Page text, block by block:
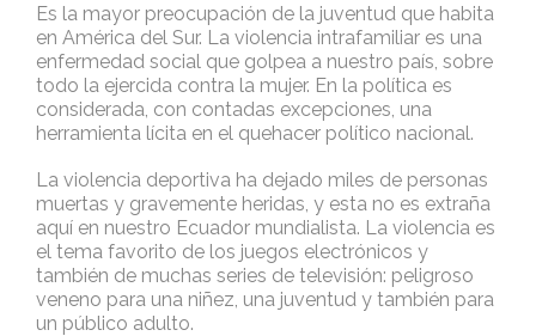
Es la mayor preocupación de la juventud que habita
en América del Sur. La violencia intrafamiliar es una
enfermedad social que golpea a nuestro país, sobre
todo la ejercida contra la mujer. En la política es
considerada, con contadas excepciones, una
herramienta lícita en el quehacer político nacional.
La violencia deportiva ha dejado miles de personas
muertas y gravemente heridas, y esta no es extraña
aquí en nuestro Ecuador mundialista. La violencia es
el tema favorito de los juegos electrónicos y
también de muchas series de televisión: peligroso
veneno para una niñez, una juventud y también para
un público adulto.